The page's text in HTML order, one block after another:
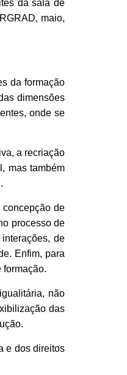
da sala de
maio,
da formação
dimensões
onde se
a recriação
mas também
de
processo de
de
Enfim, para
formação.
não
das
e dos direitos